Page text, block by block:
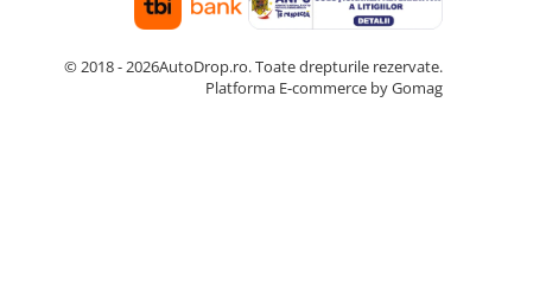
© 2018 - 2026AutoDrop.ro. Toate drepturile rezervate.
Platforma E-commerce by Gomag